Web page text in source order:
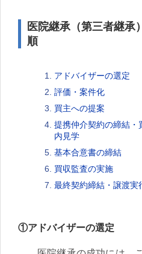
医院継承（第三者継承
順
アドバイザーの選定
評価・案件化
買主への提案
提携仲介契約の締結・
内見学
基本合意書の締結
買収監査の実施
最終契約締結・譲渡実
①アドバイザーの選定